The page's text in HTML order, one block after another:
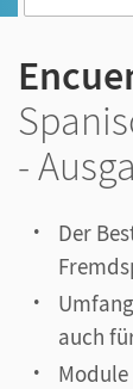
-
Der
auch